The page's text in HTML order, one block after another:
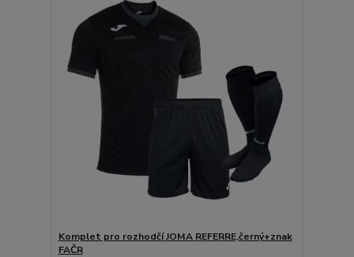
Komplet pro rozhodčí JOMA REFERRE,černý+znak
FAČR